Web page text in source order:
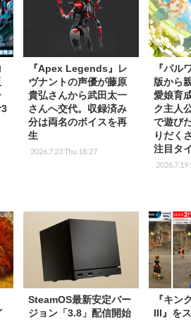
『Apex Legends』レ
ヴナントの声優が藤原
貴弘さんから武田太一
さんへ交代。収録済み
分は両名のボイスを再
生
2026.7.23 Thu 18:27
『パル
版から
愛娘育
ク主人
で遊び
りだく
注目タ
2026.7.19
SteamOS最新安定バー
ジョン「3.8」配信開始
『キン
III』を